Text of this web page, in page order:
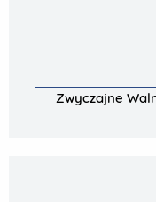
Zwyczajne